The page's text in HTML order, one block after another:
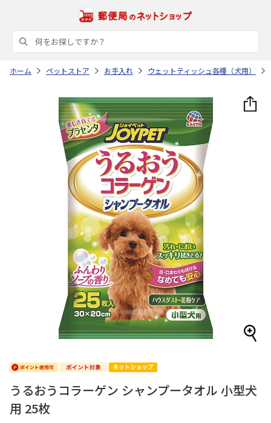
ホーム ペットストア お手入れ ウェットティッシュ各種（犬用）
うるおうコラーゲン シャンプータオル 小型犬
用 25枚